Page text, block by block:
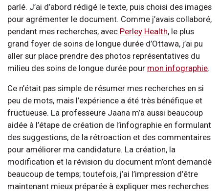
parlé. J’ai d’abord rédigé le texte, puis choisi des images
pour agrémenter le document. Comme j’avais collaboré,
pendant mes recherches, avec Perley Health, le plus
grand foyer de soins de longue durée d’Ottawa, j’ai pu
aller sur place prendre des photos représentatives du
milieu des soins de longue durée pour mon infographie.
Ce n’était pas simple de résumer mes recherches en si
peu de mots, mais l’expérience a été très bénéfique et
fructueuse. La professeure Jaana m’a aussi beaucoup
aidée à l’étape de création de l’infographie en formulant
des suggestions, de la rétroaction et des commentaires
pour améliorer ma candidature. La création, la
modification et la révision du document m’ont demandé
beaucoup de temps; toutefois, j’ai l’impression d’être
maintenant mieux préparée à expliquer mes recherches